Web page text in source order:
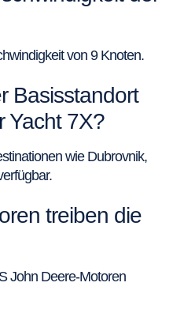
von 9 Knoten.
Basisstandort
Yacht 7X?
wie Dubrovnik,
treiben die
John Deere-Motoren